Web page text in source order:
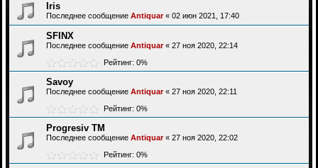
Iris
Последнее сообщение Antiquar« 02 июн 2021, 17:40
SFINX
Последнее сообщение Antiquar« 27 ноя 2020, 22:14
Рейтинг: 0%
Savoy
Последнее сообщение Antiquar« 27 ноя 2020, 22:11
Рейтинг: 0%
Progresiv TM
Последнее сообщение Antiquar« 27 ноя 2020, 22:02
Рейтинг: 0%